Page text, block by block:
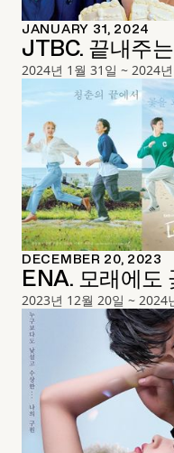
JANUARY 31, 2024
JTBC. 끝내주
2024년 1월 31일 ~ 2024
DECEMBER 20, 2023
ENA. 모래에도
2023년 12월 20일 ~ 2024